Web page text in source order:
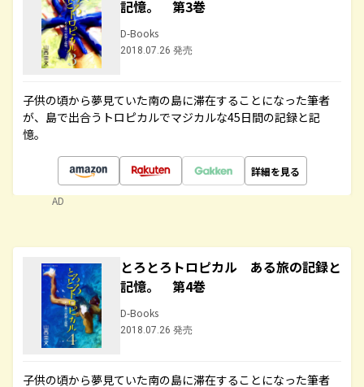
記憶。 第3巻
D-Books
2018.07.26 発売
子供の頃から夢見ていた南の島に滞在することになった筆者
が、島で出合うトロピカルでマジカルな45日間の記録と記
憶。
詳細を見る
AD
とろとろトロピカル ある旅の記録と
記憶。 第4巻
D-Books
2018.07.26 発売
子供の頃から夢見ていた南の島に滞在することになった筆者